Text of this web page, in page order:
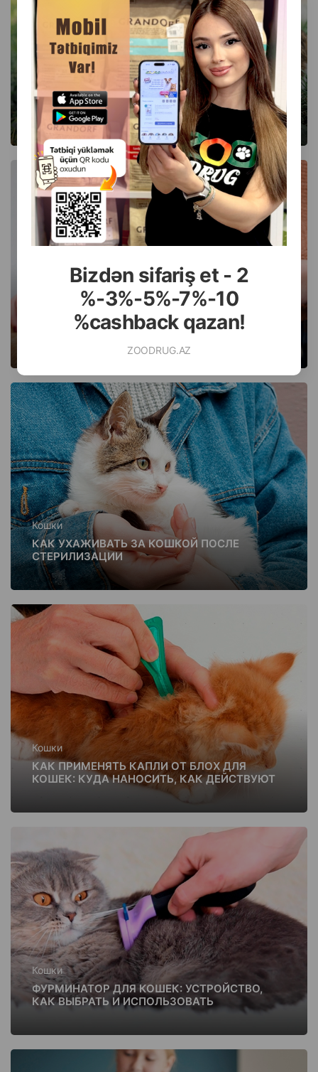
Bizdən sifariş et - 2
%-3%-5%-7%-10
%cashback qazan!
ZOODRUG.AZ
Кошки
ПОВОДОК ДЛЯ КОШЕК: ВИДЫ, МАТЕРИАЛЫ,
КАК ВЫГУЛИВАТЬ
УХОД ЗА КОТОМ ПОСЛЕ КАСТРАЦИИ
Кошки
КАК УХАЖИВАТЬ ЗА КОШКОЙ ПОСЛЕ
СТЕРИЛИЗАЦИИ
Кошки
КАК ПРИМЕНЯТЬ КАПЛИ ОТ БЛОХ ДЛЯ
КОШЕК: КУДА НАНОСИТЬ, КАК ДЕЙСТВУЮТ
Кошки
ФУРМИНАТОР ДЛЯ КОШЕК: УСТРОЙСТВО,
КАК ВЫБРАТЬ И ИСПОЛЬЗОВАТЬ